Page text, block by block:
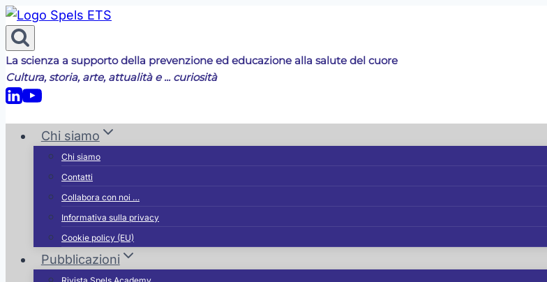
Salta
al
contenuto
La scienza a supporto della prevenzione ed educazione alla salute del cuore
Cultura, storia, arte, attualità e ... curiosità
Chi siamo
Chi siamo
Contatti
Collabora con noi …
Informativa sulla privacy
Cookie policy (EU)
Pubblicazioni